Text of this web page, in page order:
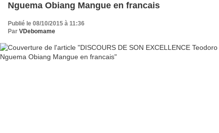
Nguema Obiang Mangue en francais
Publié le 08/10/2015 à 11:36
Par VDebomame